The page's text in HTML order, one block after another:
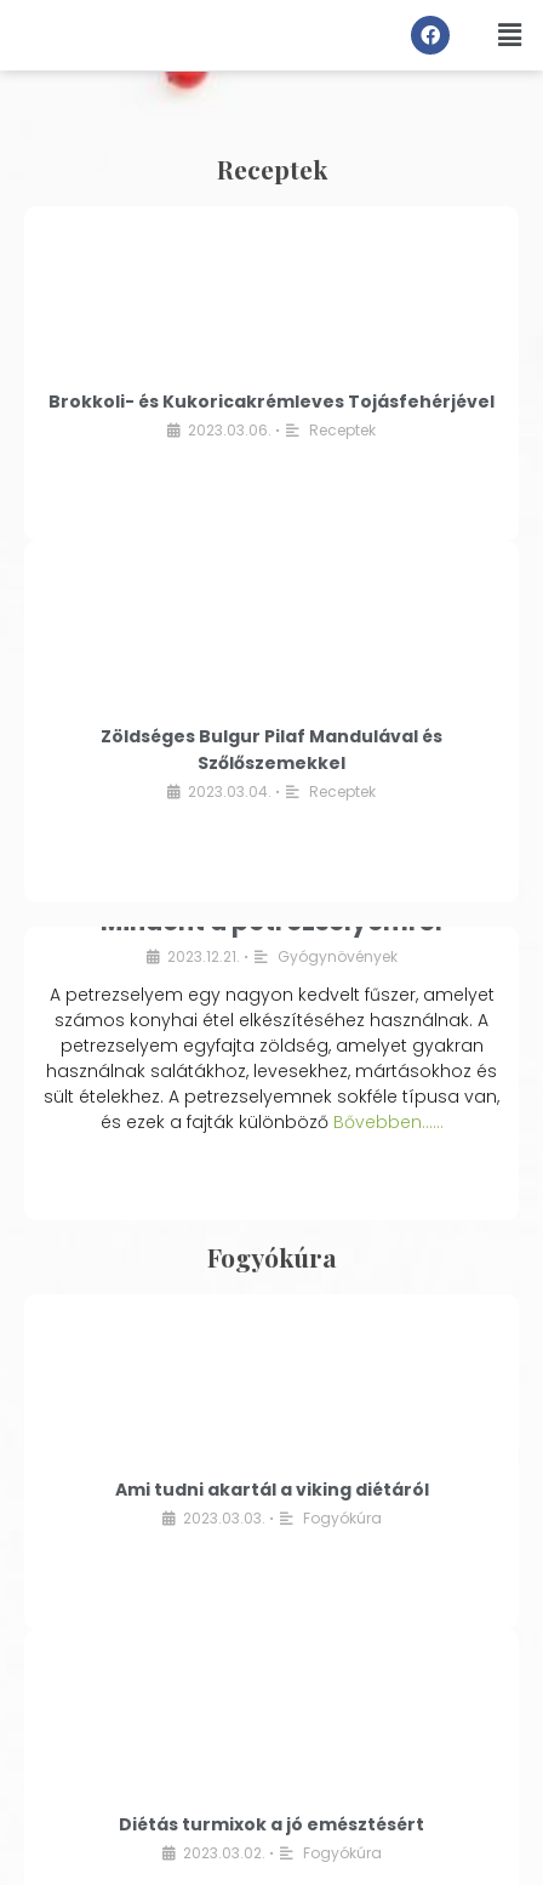
Receptek
Brokkoli- és Kukoricakrémleves Tojásfehérjével
2023.03.06. • Receptek
Zöldséges Bulgur Pilaf Mandulával és
Szőlőszemekkel
2023.03.04. • Receptek
Mindent a petrezselyemről
2023.12.21. • Gyógynövények
A petrezselyem egy nagyon kedvelt fűszer, amelyet
számos konyhai étel elkészítéséhez használnak. A
petrezselyem egyfajta zöldség, amelyet gyakran
használnak salátákhoz, levesekhez, mártásokhoz és
sült ételekhez. A petrezselyemnek sokféle típusa van,
és ezek a fajták különbözőBővebben...…
Fogyókúra
Ami tudni akartál a viking diétáról
2023.03.03. • Fogyókúra
Diétás turmixok a jó emésztésért
2023.03.02. • Fogyókúra